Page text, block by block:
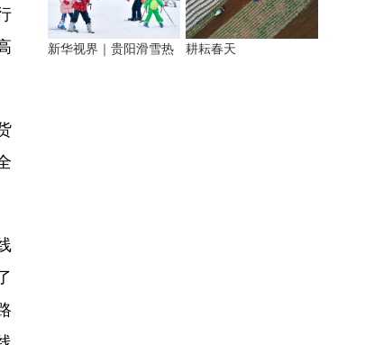
新华视界｜贵阳滑雪热 耕耘春天